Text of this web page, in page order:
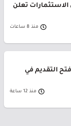
الاستثمارات تعلن
منذ 8 ساعات
فتح التقديم في
منذ 12 ساعة